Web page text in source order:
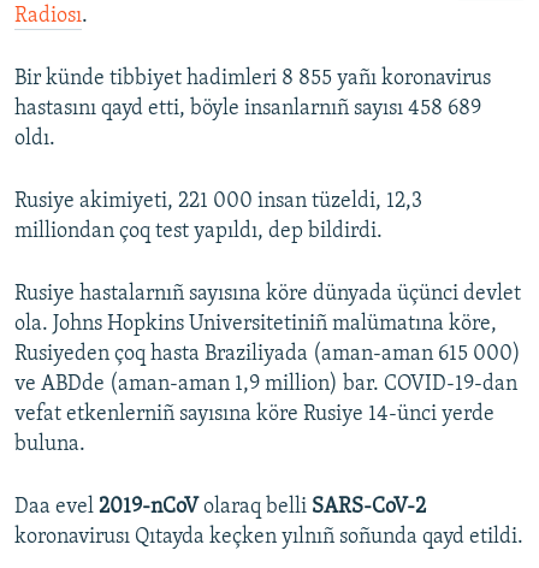
Radiosı.
Bir künde tibbiyet hadimleri 8 855 yañı koronavirus
hastasını qayd etti, böyle insanlarnıñ sayısı 458 689
oldı.
Rusiye akimiyeti, 221 000 insan tüzeldi, 12,3
milliondan çoq test yapıldı, dep bildirdi.
Rusiye hastalarnıñ sayısına köre dünyada üçünci devlet
ola. Johns Hopkins Universitetiniñ malümatına köre,
Rusiyeden çoq hasta Braziliyada (aman-aman 615 000)
ve ABDde (aman-aman 1,9 million) bar. COVID-19-dan
vefat etkenlerniñ sayısına köre Rusiye 14-ünci yerde
buluna.
Daa evel 2019-nCoV olaraq belli SARS-CoV-2
koronavirusı Qıtayda keçken yılnıñ soñunda qayd etildi.